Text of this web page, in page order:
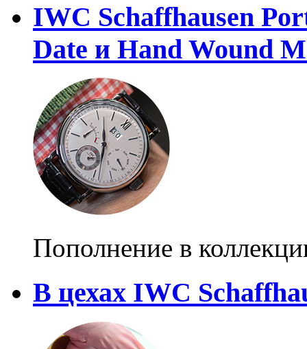
IWC Schaffhausen
Date и Hand Wound
Пополнение в
В цехах IWC